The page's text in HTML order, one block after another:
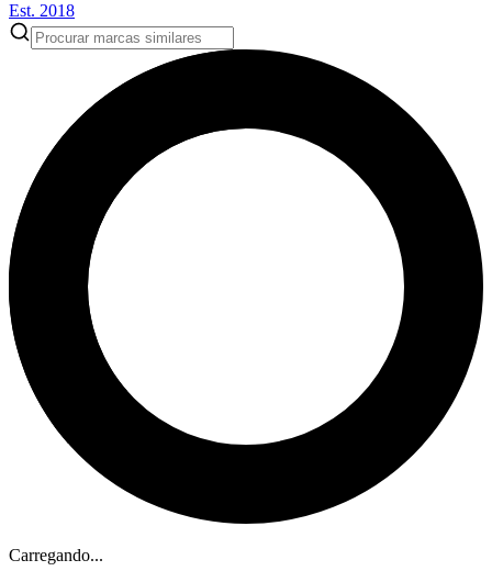
Est. 2018
Carregando...